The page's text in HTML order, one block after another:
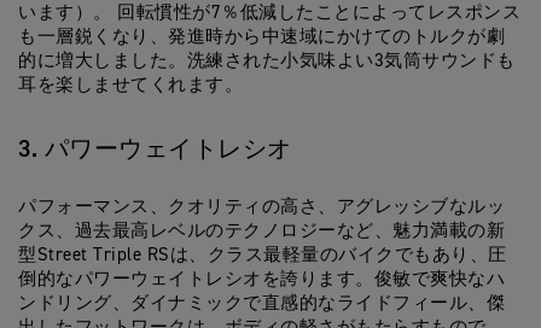
います）。 回転慣性が7％低減したことによってレスポンス
も一層鋭くなり、発進時から中速域にかけてのトルクが劇
的に増大しました。洗練された小気味よい3気筒サウンドも
耳を楽しませてくれます。
3. パワーウェイトレシオ
パフォーマンス、クオリティの高さ、アグレッシブなルッ
クス、過去最高レベルのテクノロジーなど、魅力満載の新
型Street Triple RSは、クラス最軽量のバイクでもあり、圧
倒的なパワーウェイトレシオを誇ります。俊敏で爽快なハ
ンドリング、ダイナミックで直感的なライドフィール、傑